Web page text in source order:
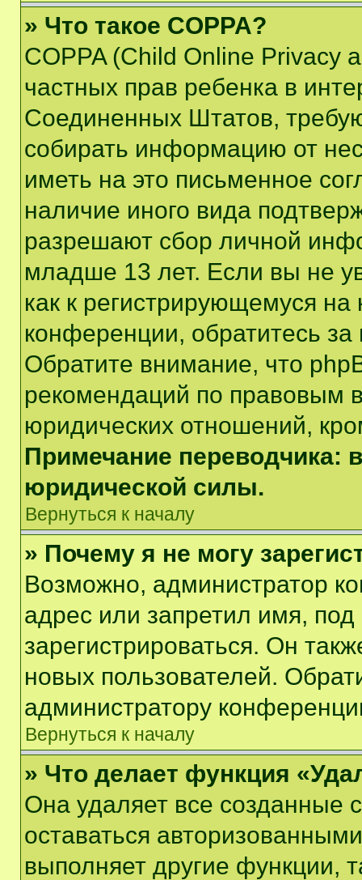
» Что такое COPPA?
COPPA (Child Online Privacy
частных прав ребенка в
Соединенных Штатов,
собирать информацию от
иметь на это письменное
наличие иного вида
разрешают сбор личной
младше 13 лет. Если вы не
как к регистрирующемуся
конференции, обратитесь
Обратите внимание, что
рекомендаций по правовым
юридических отношений,
Примечание переводчика:
юридической силы.
Вернуться к началу
» Почему я не могу
Возможно, администратор
адрес или запретил имя,
зарегистрироваться. Он
новых пользователей.
администратору
Вернуться к началу
» Что делает функция
Она удаляет все созданные
оставаться
выполняет другие функции,